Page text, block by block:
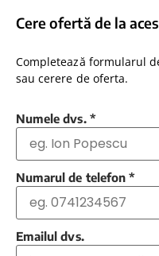
Cere ofertă de la
Completează formularul
sau cerere de oferta.
Numele dvs. *
Numarul de telefon *
Emailul dvs.